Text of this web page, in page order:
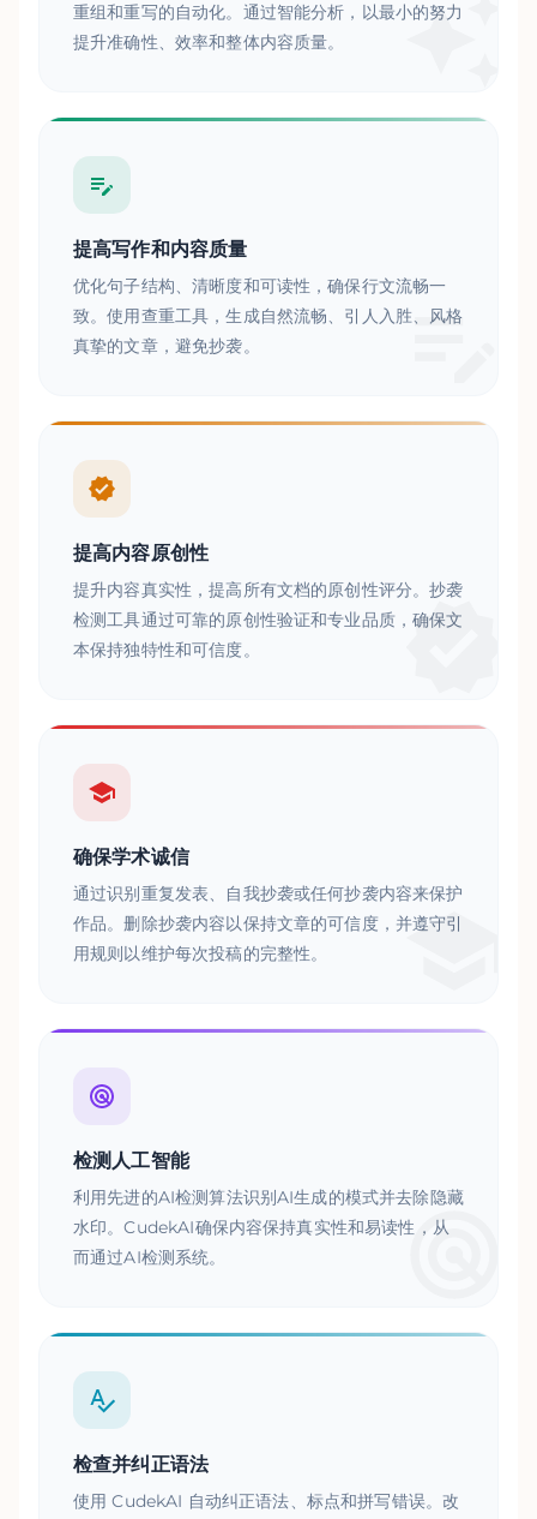
重组和重写的自动化。通过智能分析，以最小的努力
提升准确性、效率和整体内容质量。
提高写作和内容质量
优化句子结构、清晰度和可读性，确保行文流畅一
致。使用查重工具，生成自然流畅、引人入胜、风格
真挚的文章，避免抄袭。
提高内容原创性
提升内容真实性，提高所有文档的原创性评分。抄袭
检测工具通过可靠的原创性验证和专业品质，确保文
本保持独特性和可信度。
确保学术诚信
通过识别重复发表、自我抄袭或任何抄袭内容来保护
作品。删除抄袭内容以保持文章的可信度，并遵守引
用规则以维护每次投稿的完整性。
检测人工智能
利用先进的AI检测算法识别AI生成的模式并去除隐藏
水印。CudekAI确保内容保持真实性和易读性，从
而通过AI检测系统。
检查并纠正语法
使用 CudekAI 自动纠正语法、标点和拼写错误。改